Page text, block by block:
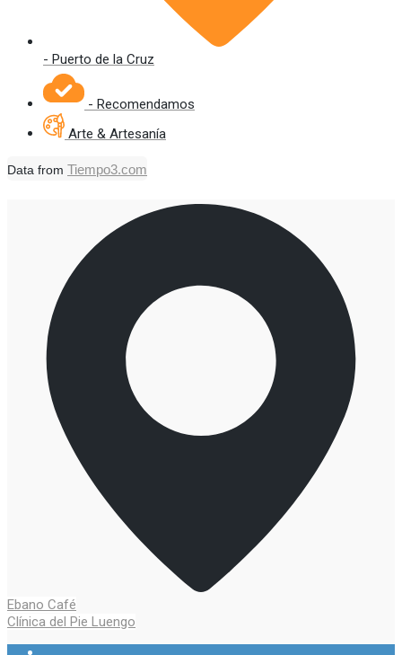
- Puerto de la Cruz
- Recomendamos
Arte & Artesanía
Data from Tiempo3.com
Navegación
de
Ebano Café
Clínica del Pie Luengo